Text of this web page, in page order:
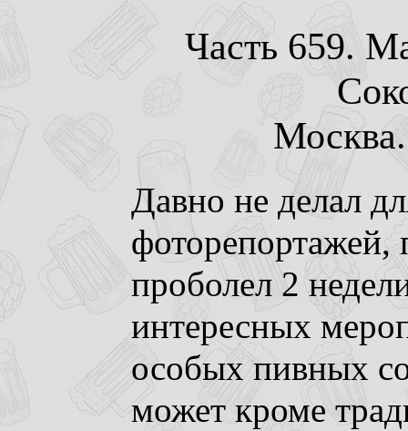
Часть 659.
Давно не делал
фоторепортажей,
проболел 2
интересных
особых пивных
может кроме